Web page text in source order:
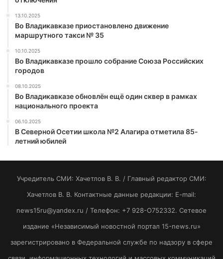
13.10.2025
Во Владикавказе приостановлено движение
маршрутного такси № 35
10.10.2025
Во Владикавказе прошло собрание Союза Российских
городов
08.10.2025
Во Владикавказе обновлён ещё один сквер в рамках
национального проекта
06.10.2025
В Северной Осетии школа №2 Алагира отметила 85-
летний юбилей
Учредитель СМИ: Хaчeтлoв B. B. / Главный редактор СМИ:
Хaчeтлoв B. B. Контактные данные редакции: E-mail:
news15ru@yandex.ru / Телефон: +7 928-O752332. Сетевое
издание «Независимый новостной портал 15-news.ru»
зарегистрировано в Федеральной службе по надзору в сфере